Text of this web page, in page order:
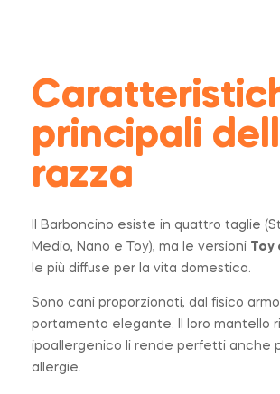
principali
razza
Il Barboncino esiste in quattro taglie
Medio, Nano e Toy), ma le versioni Toy
le più diffuse per la vita domestica.
Sono cani proporzionati, dal fisico
portamento elegante. Il loro mantello
ipoallergenico li rende perfetti anche
allergie.